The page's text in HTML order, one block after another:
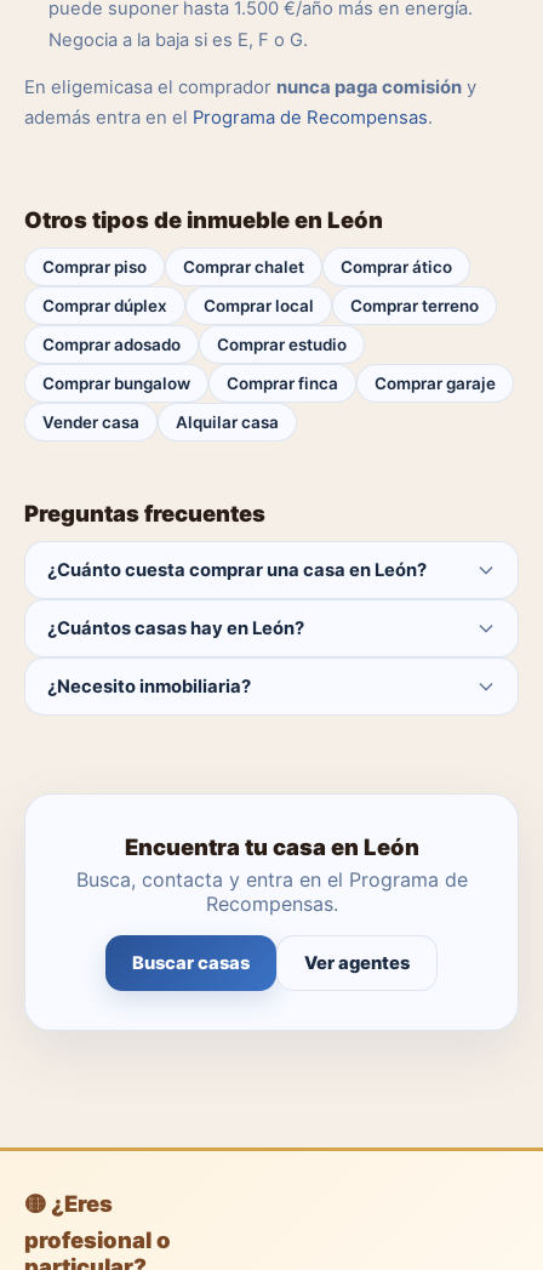
puede suponer hasta 1.500 €/año más en energía.
Negocia a la baja si es E, F o G.
En eligemicasa el comprador nunca paga comisión y
además entra en el Programa de Recompensas.
Otros tipos de inmueble en León
Comprar piso Comprar chalet
Comprar ático
Comprar dúplex
Comprar local
Comprar terreno
Comprar adosado
Comprar estudio
Comprar bungalow
Comprar finca
Comprar garaje
Vender casa
Alquilar casa
Preguntas frecuentes
¿Cuánto cuesta comprar una casa en León?
¿Cuántos casas hay en León?
catálogo se actualiza a diario.
¿Necesito inmobiliaria?
Encuentra tu casa en León
Busca, contacta y entra en el Programa de
Recompensas.
Buscar casas Ver agentes
🟡 ¿Eres
profesional o